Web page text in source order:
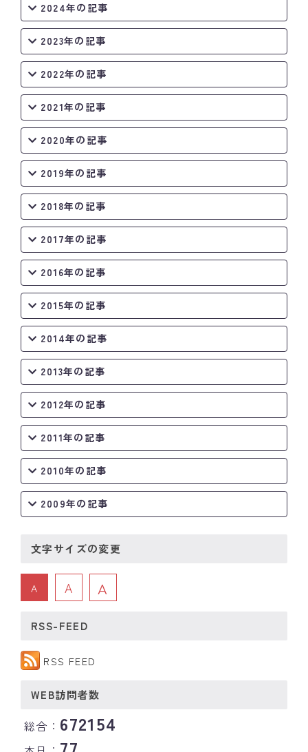
リンク集
情報公開
入会のご案内
2024年の記事
2023年の記事
2022年の記事
2021年の記事
2020年の記事
2019年の記事
2018年の記事
2017年の記事
2016年の記事
2015年の記事
2014年の記事
2013年の記事
2012年の記事
2011年の記事
2010年の記事
2009年の記事
文字サイズの変更
A A A
RSS-FEED
RSS FEED
WEB訪問者数
総合： 672154